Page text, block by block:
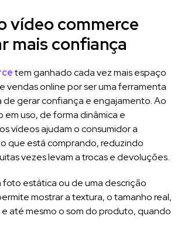
vídeo commerce
mais confiança
tem ganhado cada vez mais espaço
vendas online por ser uma ferramenta
de gerar confiança e engajamento. Ao
em uso, de forma dinâmica e
vídeos ajudam o consumidor a
que está comprando, reduzindo
vezes levam a trocas e devoluções.
estática ou de uma descrição
mostrar a textura, o tamanho real,
até mesmo o som do produto, quando